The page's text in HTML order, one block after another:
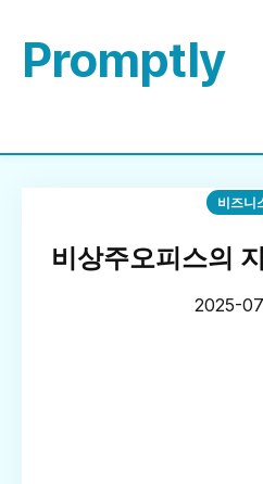
Promptly
비즈니
비상주오피스의
2025-